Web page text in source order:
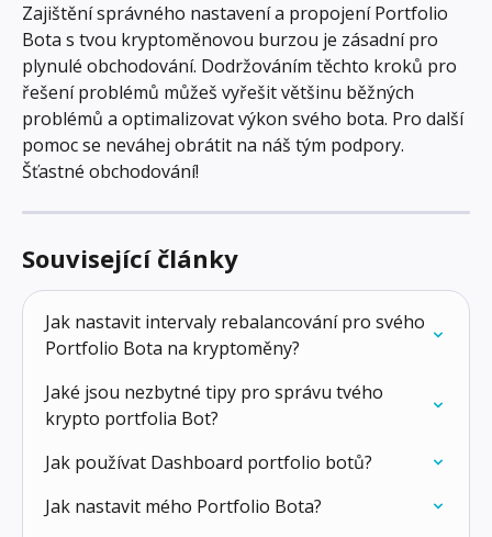
Zajištění správného nastavení a propojení Portfolio
Bota s tvou kryptoměnovou burzou je zásadní pro
plynulé obchodování. Dodržováním těchto kroků pro
řešení problémů můžeš vyřešit většinu běžných
problémů a optimalizovat výkon svého bota. Pro další
pomoc se neváhej obrátit na náš tým podpory.
Šťastné obchodování!
Související články
Jak nastavit intervaly rebalancování pro svého
Portfolio Bota na kryptoměny?
Jaké jsou nezbytné tipy pro správu tvého
krypto portfolia Bot?
Jak používat Dashboard portfolio botů?
Jak nastavit mého Portfolio Bota?